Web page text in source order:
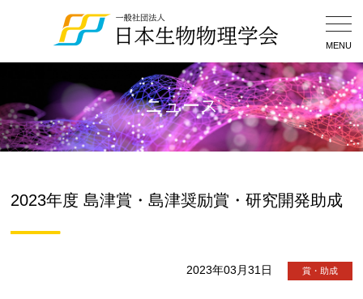
MENU
ニュース
2023年度 島津賞・島津奨励賞・研究開発助成
2023年03月31日 賞・助成